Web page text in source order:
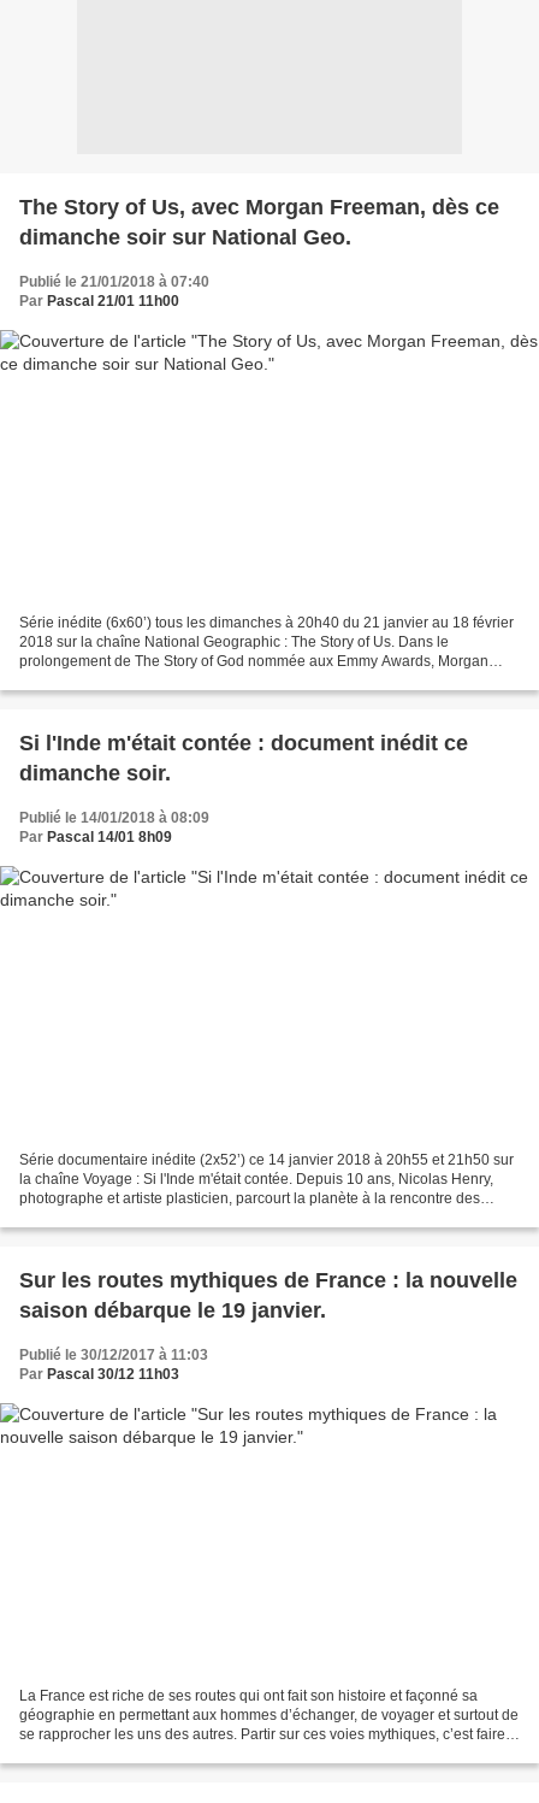
The Story of Us, avec Morgan Freeman, dès ce
dimanche soir sur National Geo.
Publié le 21/01/2018 à 07:40
Par Pascal 21/01 11h00
Série inédite (6x60’) tous les dimanches à 20h40 du 21 janvier au 18 février
2018 sur la chaîne National Geographic : The Story of Us. Dans le
prolongement de The Story of God nommée aux Emmy Awards, Morgan
Si l'Inde m'était contée : document inédit ce
dimanche soir.
Publié le 14/01/2018 à 08:09
Par Pascal 14/01 8h09
Série documentaire inédite (2x52’) ce 14 janvier 2018 à 20h55 et 21h50 sur
la chaîne Voyage : Si l'Inde m'était contée. Depuis 10 ans, Nicolas Henry,
photographe et artiste plasticien, parcourt la planète à la rencontre des
Sur les routes mythiques de France : la nouvelle
saison débarque le 19 janvier.
Publié le 30/12/2017 à 11:03
Par Pascal 30/12 11h03
La France est riche de ses routes qui ont fait son histoire et façonné sa
géographie en permettant aux hommes d’échanger, de voyager et surtout de
se rapprocher les uns des autres. Partir sur ces voies mythiques, c’est faire